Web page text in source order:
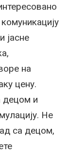
јасне
на
цену.
децом и
Не
са децом,